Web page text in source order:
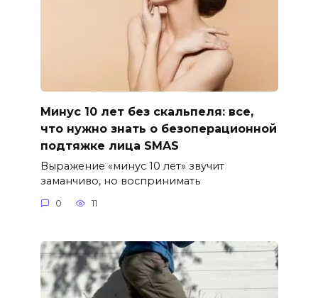
Минус 10 лет без скальпеля: все,
что нужно знать о безоперационной
подтяжке лица SMAS
Выражение «минус 10 лет» звучит
заманчиво, но воспринимать
0 11